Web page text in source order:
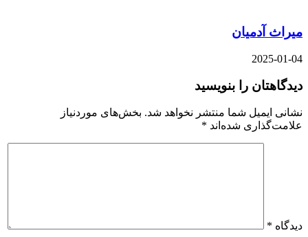
میراث آدمیان
2025-01-04
دیدگاهتان را بنویسید
نشانی ایمیل شما منتشر نخواهد شد. بخش‌های موردنیاز
علامت‌گذاری شده‌اند *
دیدگاه *